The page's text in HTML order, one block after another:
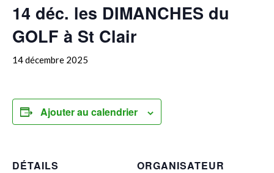
14 déc. les DIMANCHES du
GOLF à St Clair
14 décembre 2025
Ajouter au calendrier
DÉTAILS
ORGANISATEUR